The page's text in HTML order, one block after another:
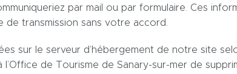
par mail ou par formulaire. Ces
de transmission sans votre accord.
sur le serveur d’hébergement de notre site
de Tourisme de Sanary-sur-mer de